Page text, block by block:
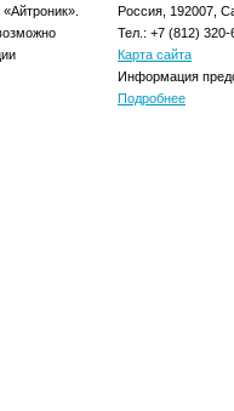
Россия, 192007,
Тел.: +7 (812) 320-
Карта сайта
Информация
Подробнее